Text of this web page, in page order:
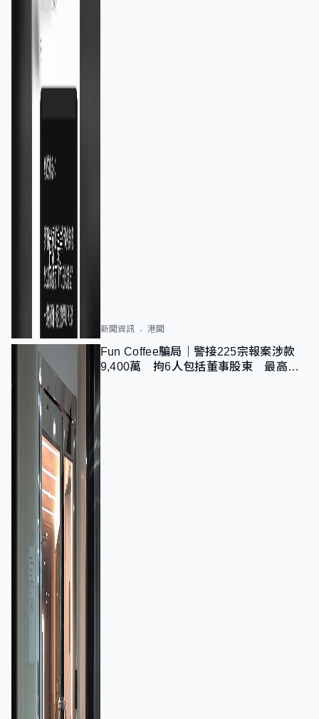
新聞資訊 港聞
Fun Coffee騙局｜警接225宗報案涉款
9,400萬 拘6人包括董事股東 最高金